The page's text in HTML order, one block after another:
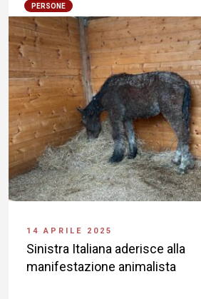
PERSONE
14 APRILE 2025
Sinistra Italiana aderisce alla
manifestazione animalista